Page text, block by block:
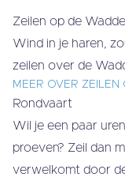
Zeilen op de
Wind in je haren,
zeilen over de
MEER OVER
Rondvaart
Wil je een paar
proeven? Zeil dan
verwelkomt door